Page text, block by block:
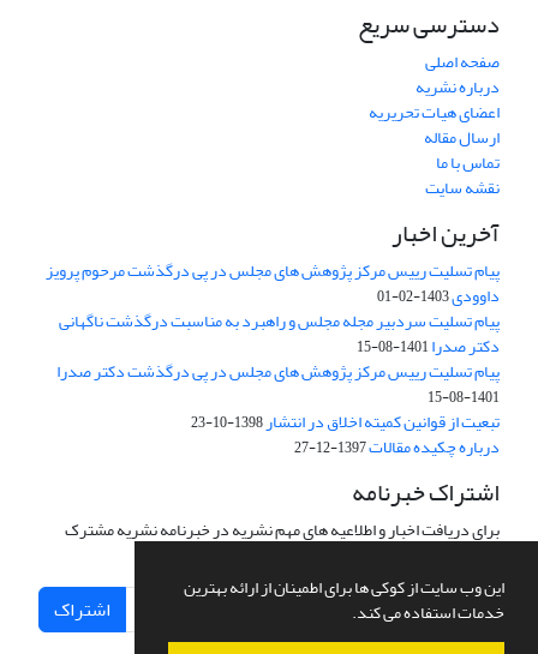
این وب سایت از کوکی ها برای اطمینان از ارائه بهترین
خدمات استفاده می کند.
دسترسی سریع
صفحه اصلی
درباره نشریه
اعضای هیات تحریریه
ارسال مقاله
تماس با ما
نقشه سایت
آخرین اخبار
پیام تسلیت رییس مرکز پژوهش های مجلس در پی درگذشت مرحوم پرویز
داوودی1403-02-01
پیام تسلیت سردبیر مجله مجلس و راهبرد به مناسبت درگذشت ناگهانی
دکتر صدرا1401-08-15
پیام تسلیت رییس مرکز پژوهش های مجلس در پی درگذشت دکتر صدرا
1401-08-15
تبعیت از قوانین کمیته اخلاق در انتشار1398-10-23
درباره چکیده مقالات1397-12-27
اشتراک خبرنامه
برای دریافت اخبار و اطلاعیه های مهم نشریه در خبرنامه نشریه مشترک
اشتراک